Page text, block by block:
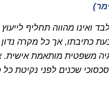
ואינו מהווה תחליף
כתיבתו, אך כל מקרה
משפטית מותאמת אישית.
שכנים לפני נקיטת